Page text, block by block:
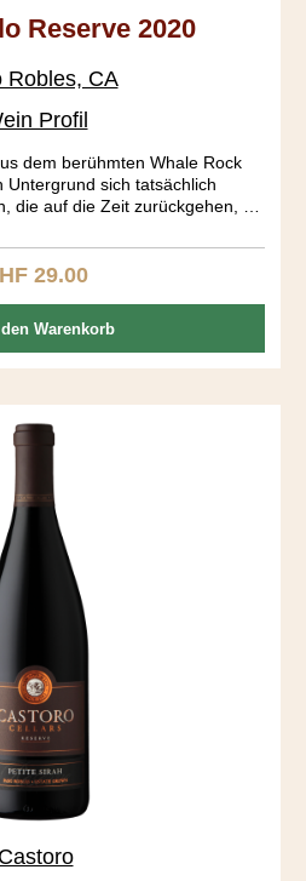
Reserve 2020
Robles, CA
Profil
dem berühmten Whale Rock
Untergrund sich tatsächlich
die auf die Zeit zurückgehen, als
Eine wunderbar helle Frucht
Körper ein. Dieser Sipper
Preis:
29.00
den Warenkorb
Castoro